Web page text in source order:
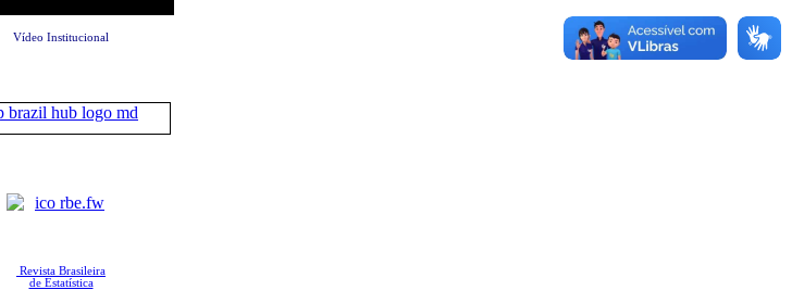
Vídeo Institucional
Revista Brasileira
de Estatística